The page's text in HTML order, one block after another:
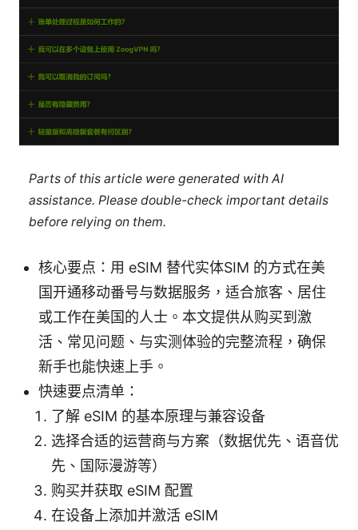
Parts of this article were generated with AI
assistance. Please double-check important details
before relying on them.
核心要点：用 eSIM 替代实体SIM 的方式在美
国开通移动番号与数据服务，适合旅客、居住
或工作在美国的人士。本文提供从购买到激
活、常见问题、与实测体验的完整流程，确保
新手也能快速上手。
快速要点清单：
了解 eSIM 的基本原理与兼容设备
选择合适的运营商与方案（数据优先、语音优
先、国际漫游等）
购买并获取 eSIM 配置
在设备上添加并激活 eSIM